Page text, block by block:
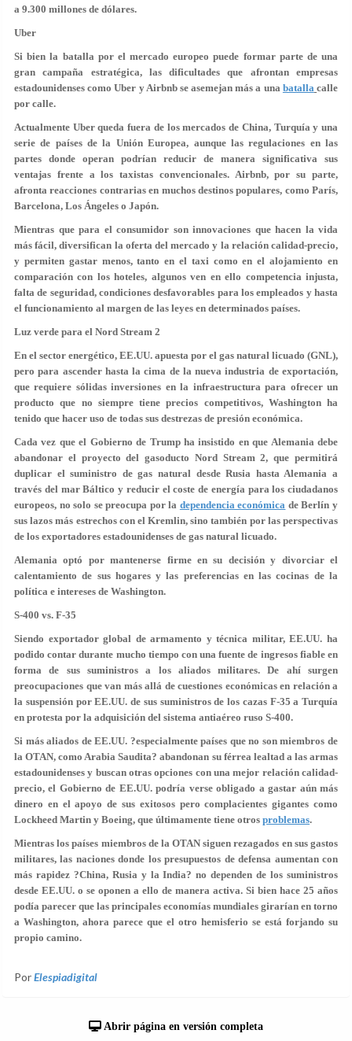
a 9.300 millones de dólares.
Uber
Si bien la batalla por el mercado europeo puede formar parte de una
gran campaña estratégica, las dificultades que afrontan empresas
estadounidenses como Uber y Airbnb se asemejan más a una batalla calle
por calle.
Actualmente Uber queda fuera de los mercados de China, Turquía y una
serie de países de la Unión Europea, aunque las regulaciones en las
partes donde operan podrían reducir de manera significativa sus
ventajas frente a los taxistas convencionales. Airbnb, por su parte,
afronta reacciones contrarias en muchos destinos populares, como París,
Barcelona, Los Ángeles o Japón.
Mientras que para el consumidor son innovaciones que hacen la vida
más fácil, diversifican la oferta del mercado y la relación calidad-precio,
y permiten gastar menos, tanto en el taxi como en el alojamiento en
comparación con los hoteles, algunos ven en ello competencia injusta,
falta de seguridad, condiciones desfavorables para los empleados y hasta
el funcionamiento al margen de las leyes en determinados países.
Luz verde para el Nord Stream 2
En el sector energético, EE.UU. apuesta por el gas natural licuado (GNL),
pero para ascender hasta la cima de la nueva industria de exportación,
que requiere sólidas inversiones en la infraestructura para ofrecer un
producto que no siempre tiene precios competitivos, Washington ha
tenido que hacer uso de todas sus destrezas de presión económica.
Cada vez que el Gobierno de Trump ha insistido en que Alemania debe
abandonar el proyecto del gasoducto Nord Stream 2, que permitirá
duplicar el suministro de gas natural desde Rusia hasta Alemania a
través del mar Báltico y reducir el coste de energía para los ciudadanos
europeos, no solo se preocupa por la dependencia económica de Berlín y
sus lazos más estrechos con el Kremlin, sino también por las perspectivas
de los exportadores estadounidenses de gas natural licuado.
Alemania optó por mantenerse firme en su decisión y divorciar el
calentamiento de sus hogares y las preferencias en las cocinas de la
política e intereses de Washington.
S-400 vs. F-35
Siendo exportador global de armamento y técnica militar, EE.UU. ha
podido contar durante mucho tiempo con una fuente de ingresos fiable en
forma de sus suministros a los aliados militares. De ahí surgen
preocupaciones que van más allá de cuestiones económicas en relación a
la suspensión por EE.UU. de sus suministros de los cazas F-35 a Turquía
en protesta por la adquisición del sistema antiaéreo ruso S-400.
Si más aliados de EE.UU. ?especialmente países que no son miembros de
la OTAN, como Arabia Saudita? abandonan su férrea lealtad a las armas
estadounidenses y buscan otras opciones con una mejor relación calidad-
precio, el Gobierno de EE.UU. podría verse obligado a gastar aún más
dinero en el apoyo de sus exitosos pero complacientes gigantes como
Lockheed Martin y Boeing, que últimamente tiene otros problemas.
Mientras los países miembros de la OTAN siguen rezagados en sus gastos
militares, las naciones donde los presupuestos de defensa aumentan con
más rapidez ?China, Rusia y la India? no dependen de los suministros
desde EE.UU. o se oponen a ello de manera activa. Si bien hace 25 años
podía parecer que las principales economías mundiales girarían en torno
a Washington, ahora parece que el otro hemisferio se está forjando su
propio camino.
PorElespiadigital
Abrir página en versión completa